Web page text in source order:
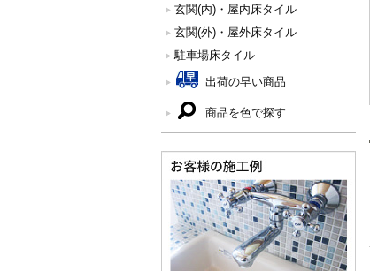
玄関(内)・屋内床タイル
玄関(外)・屋外床タイル
駐車場床タイル
出荷の早い商品
商品を色で探す